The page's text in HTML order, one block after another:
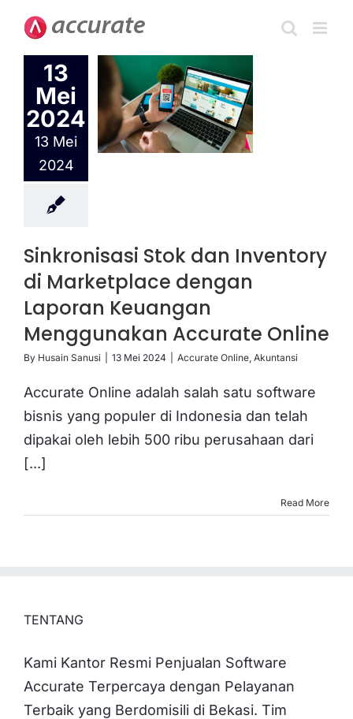
content
13
Mei
2024
13 Mei
2024
di
Online
Sinkronisasi Stok dan Inventory
di Marketplace dengan
Laporan Keuangan
Menggunakan Accurate Online
By Husain Sanusi 13 Mei 2024 Accurate Online, Akuntansi
Accurate Online adalah salah satu software
bisnis yang populer di Indonesia dan telah
dipakai oleh lebih 500 ribu perusahaan dari
[...]
Read More
TENTANG
Kami Kantor Resmi Penjualan Software
Accurate Terpercaya dengan Pelayanan
Terbaik yang Berdomisili di Bekasi. Tim